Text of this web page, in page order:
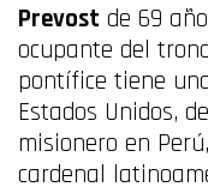
Prevost de 69
ocupante del
pontífice tiene
Estados Unidos,
misionero en
cardenal